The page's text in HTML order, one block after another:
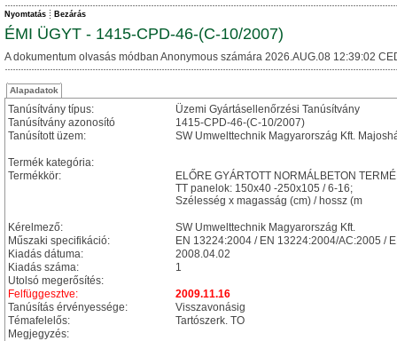
Nyomtatás Bezárás
ÉMI ÜGYT - 1415-CPD-46-(C-10/2007)
A dokumentum olvasás módban Anonymous számára 2026.AUG.08 12:39:02
Alapadatok
Tanúsítvány típus:
Üzemi Gyártásellenőrzési Tanúsítvány
Tanúsítvány azonosító
1415-CPD-46-(C-10/2007)
Tanúsított üzem:
SW Umwelttechnik Magyarország Kft.
Termék kategória:
Termékkör:
ELŐRE GYÁRTOTT NORMÁLBETON
TT panelok: 150x40 -250x105 / 6-16;
Szélesség x magasság (cm) / hossz (m
Kérelmező:
SW Umwelttechnik Magyarország Kft.
Műszaki specifikáció:
EN 13224:2004 / EN 13224:2004/AC:2005 /
Kiadás dátuma:
2008.04.02
Kiadás száma:
1
Utolsó megerősítés:
Felfüggesztve:
2009.11.16
Tanúsítás érvényessége:
Visszavonásig
Témafelelős:
Tartószerk. TO
Megjegyzés: